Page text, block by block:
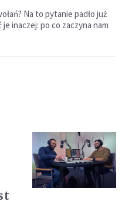
Na to pytanie padło już
inaczej: po co zaczyna nam